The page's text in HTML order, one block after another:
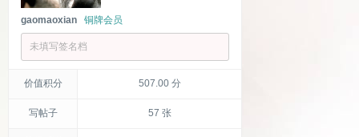
gaomaoxian 铜牌会员
未填写签名档
价值积分 507.00 分
写帖子 57 张